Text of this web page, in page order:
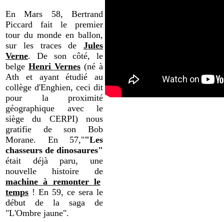
En Mars 58, Bertrand
Piccard fait le premier
tour du monde en ballon,
sur les traces de Jules
Verne. De son côté, le
belge Henri Vernes (né à
Ath et ayant étudié au
collège d'Enghien, ceci dit
pour la proximité
géographique avec le
siège du CERPI) nous
gratifie de son Bob
Morane. En 57,""Les
chasseurs de dinosaures"
était déjà paru, une
nouvelle histoire de
machine à remonter le
temps ! En 59, ce sera le
début de la saga de
"L'Ombre jaune".